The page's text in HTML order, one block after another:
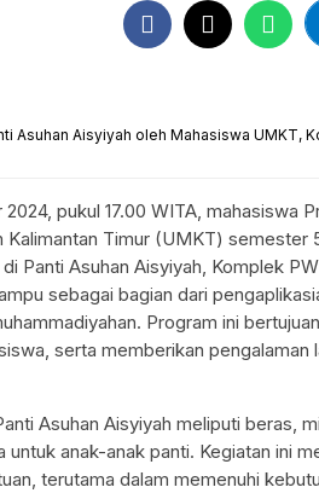
Asuhan Aisyiyah oleh Mahasiswa UMKT,
pukul 17.00 WITA, mahasiswa
Timur (UMKT) semester
Panti Asuhan Aisyiyah, Komplek
sebagai bagian dari
Program ini
serta memberikan pengalaman
Asuhan Aisyiyah meliputi beras,
anak-anak panti. Kegiatan ini
terutama dalam memenuhi